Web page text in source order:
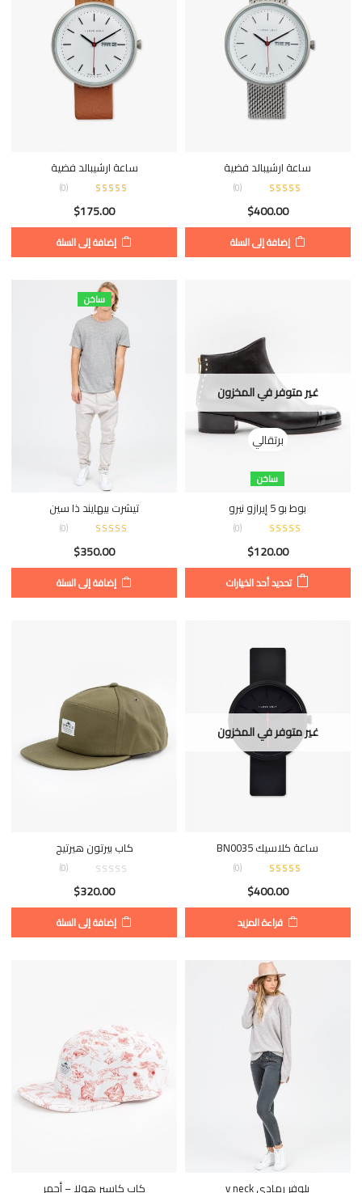
ساعة ارشيبالد فضية
(
0
)
$400.00
إضافة إلى السلة
ساعة ارشيبالد فضية
(
0
)
$175.00
إضافة إلى السلة
ساخن
غير متوفر في المخزون
برتقالي
بوط بو 5 إيرازو نيرو
(
0
)
$120.00
تحديد أحد الخيارات
ساخن
تيشرت بيهايند ذا سين
(
0
)
$350.00
إضافة إلى السلة
غير متوفر في المخزون
ساعة كلاسيك BN0035
(
0
)
$400.00
قراءة المزيد
كاب بيرتون هيرتيج
(0)
$320.00
إضافة إلى السلة
بلوفر رمادي v neck كاب كاسبر هولا – أحمر